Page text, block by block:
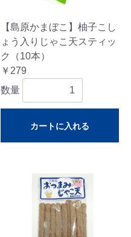
【島原かまぼこ】柚子こし
ょう入りじゃこ天スティッ
ク（10本）
￥279
数量
カートに入れる